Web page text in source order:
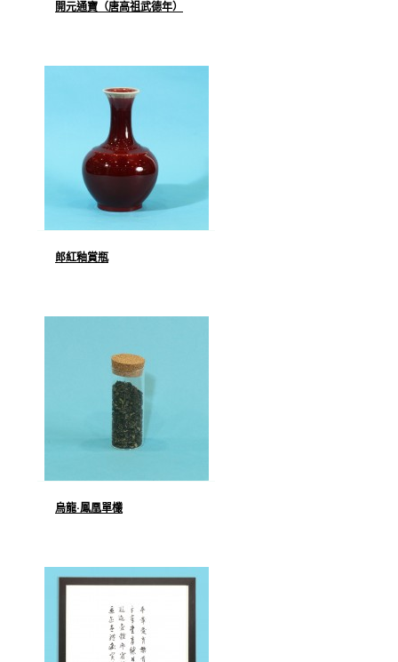
開元通寶（唐高祖武德年）
郎紅釉賞瓶
烏龍·鳳凰單欉